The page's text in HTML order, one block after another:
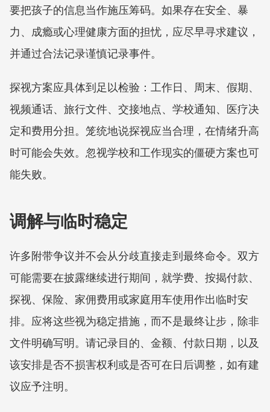
要把孩子的信息当作施压筹码。如果存在安全、暴
力、成瘾或心理健康方面的担忧，应尽早寻求建议，
并通过合法记录谨慎记录事件。
探视方案应具体到足以检验：工作日、周末、假期、
视频通话、旅行文件、交接地点、学校通知、医疗决
定和费用分担。笼统地说探视应当合理，在情绪升高
时可能会失效。忽视学校和工作现实的僵硬方案也可
能失败。
调解与临时稳定
许多附带争议并不会从分歧直接走到最终命令。双方
可能需要在披露继续进行期间，就学费、按揭付款、
探视、保险、家佣费用或家庭用车使用作出临时安
排。应将这些视为稳定措施，而不是最终让步，除非
文件明确写明。请记录目的、金额、付款日期，以及
该安排是否不损害权利或是否可在日后调整，如有建
议应予注明。